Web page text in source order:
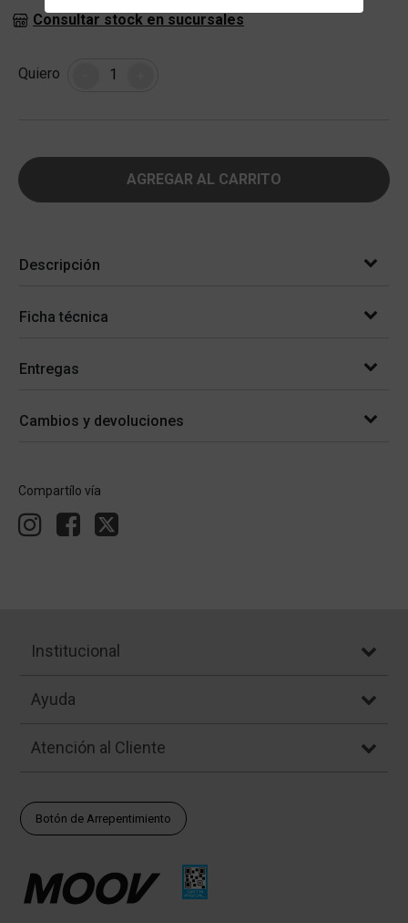
Consultar stock en sucursales
Quiero Cantidad
AGREGAR AL CARRITO
Descripción
Ficha técnica
Entregas
Cambios y devoluciones
Compartílo vía
Institucional
Ayuda
Atención al Cliente
Botón de Arrepentimiento